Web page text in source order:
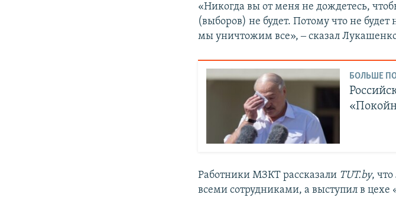
«Никогда вы от меня не дождетесь,
(выборов) не будет. Потому что не
мы уничтожим все», ‒ сказал
БОЛЬШЕ
Работники МЗКТ рассказали TUT.by,
всеми сотрудниками, а выступил в цехе